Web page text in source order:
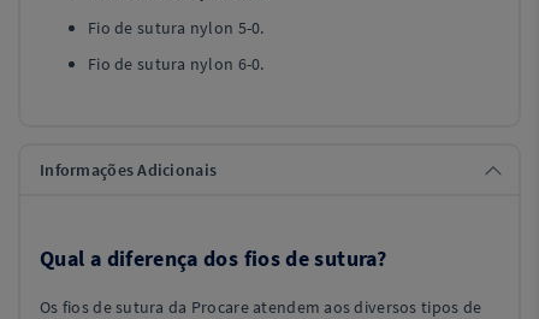
Fio de sutura nylon 5-0.
Fio de sutura nylon 6-0.
Informações Adicionais
Qual a diferença dos fios de sutura?
Os fios de sutura da Procare atendem aos diversos tipos de